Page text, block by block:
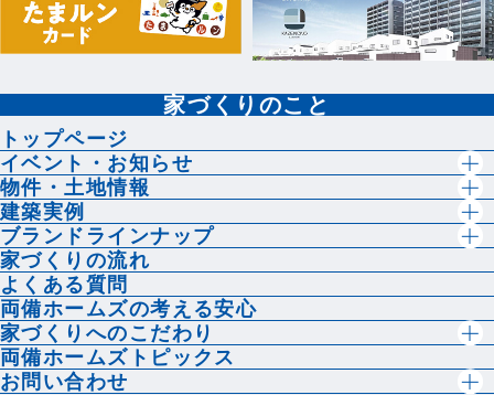
家づくりのこと
トップページ
イベント・お知らせ
物件・土地情報
建築実例
ブランドラインナップ
家づくりの流れ
よくある質問
両備ホームズの考える安心
家づくりへのこだわり
両備ホームズトピックス
お問い合わせ